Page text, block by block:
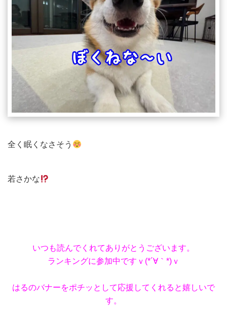
全く眠くなさそう
若さかな
いつも読んでくれてありがとうございます。
ランキングに参加中ですｖ(*´∀｀*)ｖ
はるのバナーをポチッとして応援してくれると嬉しいで
す。